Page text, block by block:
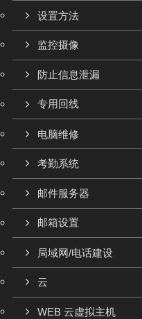
设置方法
监控摄像
防止信息泄漏
专用回线
电脑维修
考勤系统
邮件服务器
邮箱设置
局域网/电话建设
云
WEB 云虚拟主机